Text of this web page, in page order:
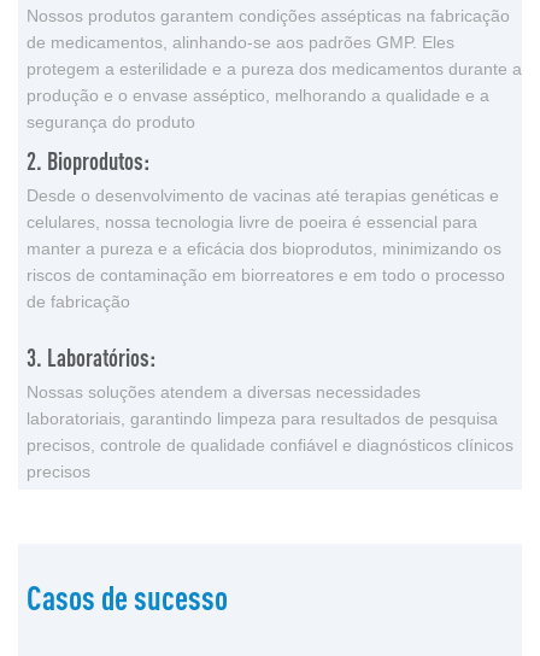
Nossos produtos garantem condições assépticas na fabricação
de medicamentos, alinhando-se aos padrões GMP. Eles
protegem a esterilidade e a pureza dos medicamentos durante a
produção e o envase asséptico, melhorando a qualidade e a
segurança do produto
2. Bioprodutos:
Desde o desenvolvimento de vacinas até terapias genéticas e
celulares, nossa tecnologia livre de poeira é essencial para
manter a pureza e a eficácia dos bioprodutos, minimizando os
riscos de contaminação em biorreatores e em todo o processo
de fabricação
3. Laboratórios:
Nossas soluções atendem a diversas necessidades
laboratoriais, garantindo limpeza para resultados de pesquisa
precisos, controle de qualidade confiável e diagnósticos clínicos
precisos
Casos de sucesso